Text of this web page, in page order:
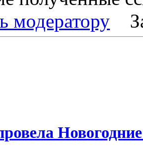
модератору